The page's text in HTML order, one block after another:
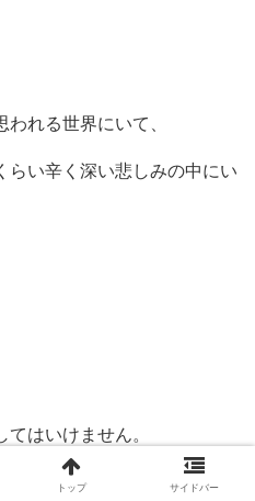
れる世界にいて、
らい辛く深い悲しみの中にい
はいけません。
トップ サイドバー